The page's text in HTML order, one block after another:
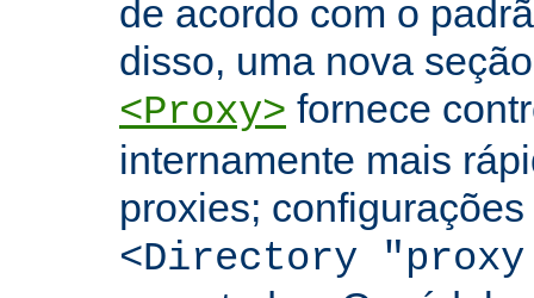
de acordo com o
disso, uma nova
<Proxy> fornece
internamente mais
proxies;
<Directory